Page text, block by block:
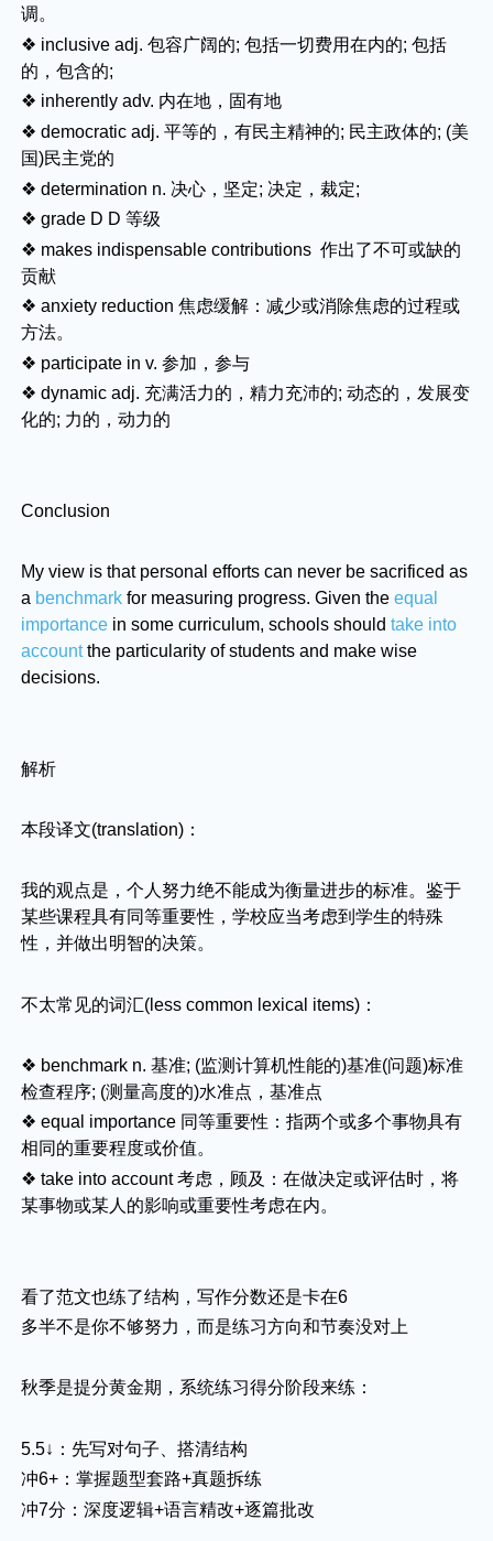
调。
❖ inclusive adj. 包容广阔的; 包括一切费用在内的; 包括
的，包含的;
❖ inherently adv. 内在地，固有地
❖ democratic adj. 平等的，有民主精神的; 民主政体的; (美
国)民主党的
❖ determination n. 决心，坚定; 决定，裁定;
❖ grade D D 等级
❖ makes indispensable contributions 作出了不可或缺的
贡献
❖ anxiety reduction 焦虑缓解：减少或消除焦虑的过程或
方法。
❖ participate in v. 参加，参与
❖ dynamic adj. 充满活力的，精力充沛的; 动态的，发展变
化的; 力的，动力的
Conclusion
My view is that personal efforts can never be sacrificed as
a benchmarkfor measuring progress. Given theequal
importance in some curriculum, schools should take into
accountthe particularity of students and make wise
decisions.
解析
本段译文(translation)：
我的观点是，个人努力绝不能成为衡量进步的标准。鉴于
某些课程具有同等重要性，学校应当考虑到学生的特殊
性，并做出明智的决策。
不太常见的词汇(less common lexical items)：
❖ benchmark n. 基准; (监测计算机性能的)基准(问题)标准
检查程序; (测量高度的)水准点，基准点
❖ equal importance 同等重要性：指两个或多个事物具有
相同的重要程度或价值。
❖ take into account 考虑，顾及：在做决定或评估时，将
某事物或某人的影响或重要性考虑在内。
看了范文也练了结构，写作分数还是卡在6
多半不是你不够努力，而是练习方向和节奏没对上
秋季是提分黄金期，系统练习得分阶段来练：
5.5↓：先写对句子、搭清结构
冲6+：掌握题型套路+真题拆练
冲7分：深度逻辑+语言精改+逐篇批改